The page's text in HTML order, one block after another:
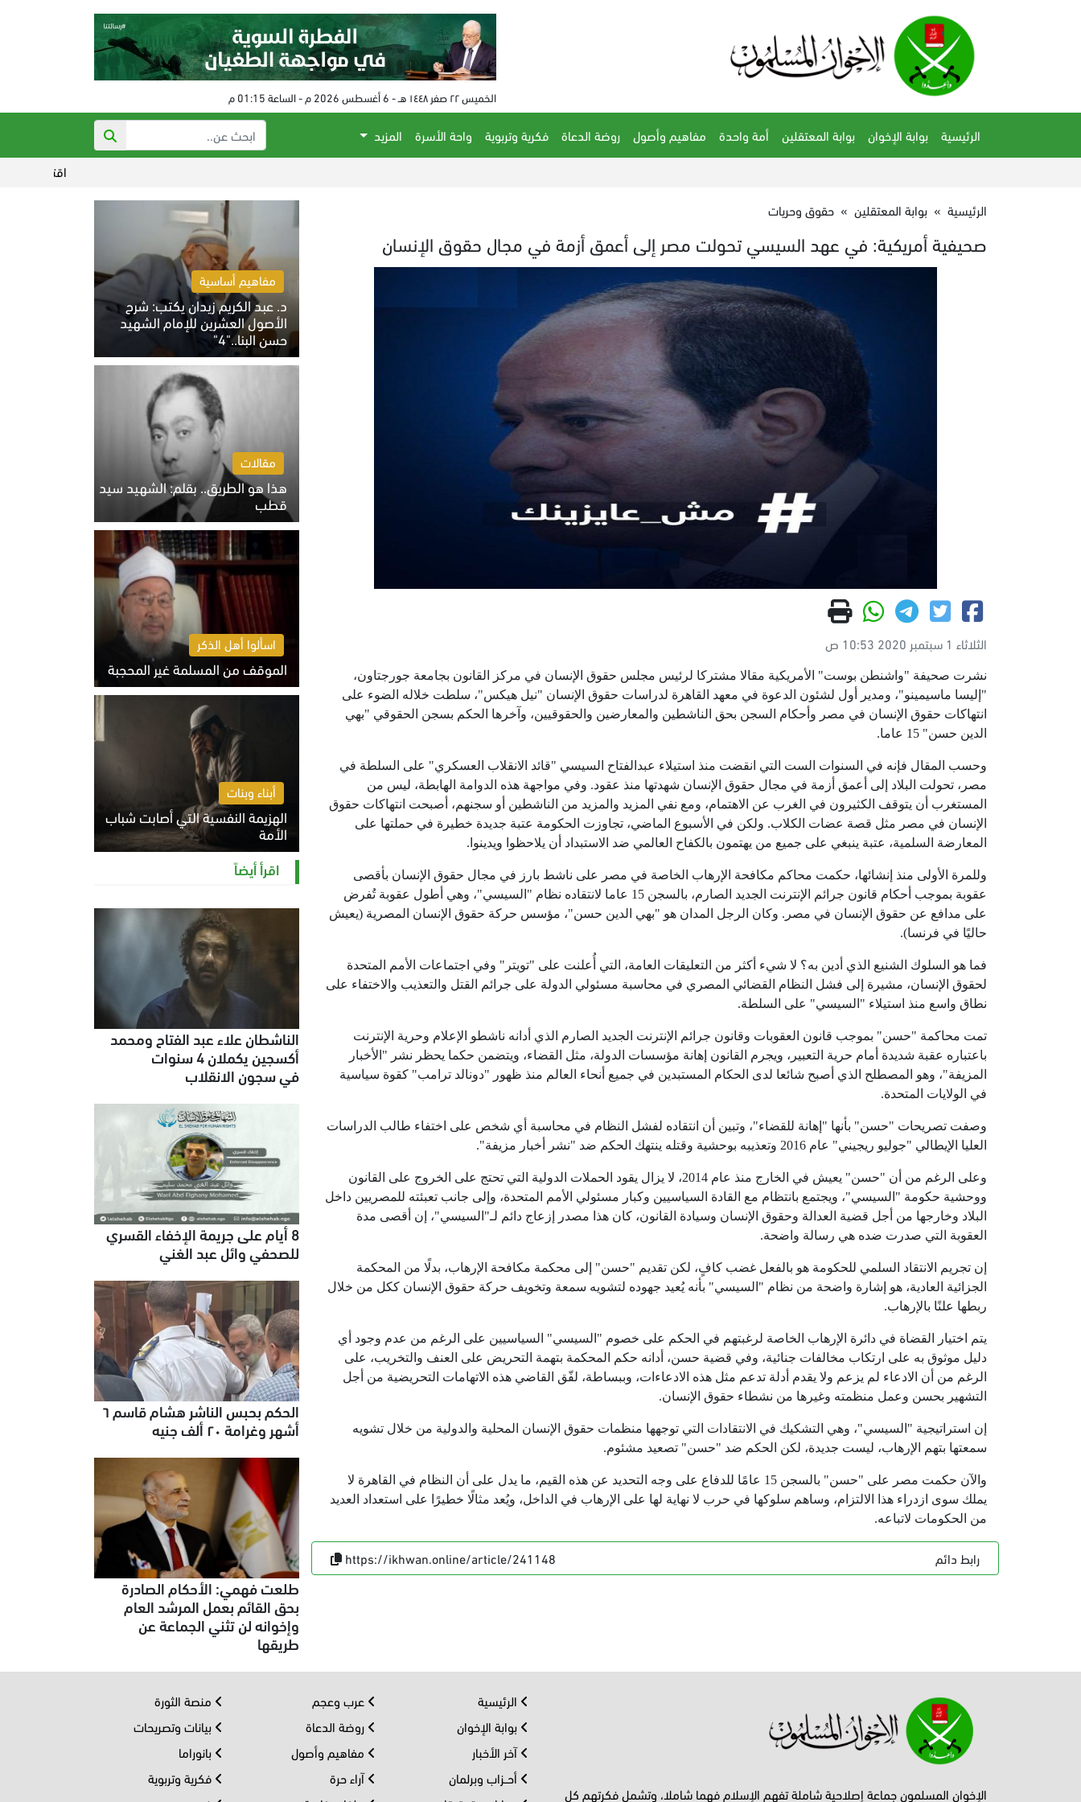
الخميس ٢٢ صفر ١٤٤٨ هـ - 6 أغسطس 2026 م - الساعة 01:15 م
الرئيسية بوابة الإخوان بوابة المعتقلين أمة واحدة مفاهيم وأصول روضة الدعاة فكرية وتربوية واحة الأسرة
المزيد
اقتراب الاتفاق بين
الرئيسية » بوابة المعتقلين » حقوق وحريات
صحيفية أمريكية: في عهد السيسي تحولت مصر إلى أعمق أزمة في مجال حقوق الإنسان
الثلاثاء 1 سبتمبر 2020 10:53 ص
نشرت صحيفة "واشنطن بوست" الأمريكية مقالا مشتركا لرئيس مجلس حقوق الإنسان في مركز القانون بجامعة جورجتاون،
"إليسا ماسيمينو"، ومدير أول لشئون الدعوة في معهد القاهرة لدراسات حقوق الإنسان "نيل هيكس"، سلطت خلاله الضوء على
انتهاكات حقوق الإنسان في مصر وأحكام السجن بحق الناشطين والمعارضين والحقوقيين، وآخرها الحكم بسجن الحقوقي "بهي
الدين حسن" 15 عاما.
وحسب المقال فإنه في السنوات الست التي انقضت منذ استيلاء عبدالفتاح السيسي "قائد الانقلاب العسكري" على السلطة في
مصر، تحولت البلاد إلى أعمق أزمة في مجال حقوق الإنسان شهدتها منذ عقود. وفي مواجهة هذه الدوامة الهابطة، ليس من
المستغرب أن يتوقف الكثيرون في الغرب عن الاهتمام، ومع نفي المزيد والمزيد من الناشطين أو سجنهم، أصبحت انتهاكات حقوق
الإنسان في مصر مثل قصة عضات الكلاب. ولكن في الأسبوع الماضي، تجاوزت الحكومة عتبة جديدة خطيرة في حملتها على
المعارضة السلمية، عتبة ينبغي على جميع من يهتمون بالكفاح العالمي ضد الاستبداد أن يلاحظوا ويدينوا.
وللمرة الأولى منذ إنشائها، حكمت محاكم مكافحة الإرهاب الخاصة في مصر على ناشط بارز في مجال حقوق الإنسان بأقصى
عقوبة بموجب أحكام قانون جرائم الإنترنت الجديد الصارم، بالسجن 15 عاما لانتقاده نظام "السيسي"، وهي أطول عقوبة تُفرض
على مدافع عن حقوق الإنسان في مصر. وكان الرجل المدان هو "بهي الدين حسن"، مؤسس حركة حقوق الإنسان المصرية (يعيش
حاليًا في فرنسا).
فما هو السلوك الشنيع الذي أدين به؟ لا شيء أكثر من التعليقات العامة، التي أُعلنت على "تويتر" وفي اجتماعات الأمم المتحدة
لحقوق الإنسان، مشيرة إلى فشل النظام القضائي المصري في محاسبة مسئولي الدولة على جرائم القتل والتعذيب والاختفاء على
نطاق واسع منذ استيلاء "السيسي" على السلطة.
تمت محاكمة "حسن" بموجب قانون العقوبات وقانون جرائم الإنترنت الجديد الصارم الذي أدانه ناشطو الإعلام وحرية الإنترنت
باعتباره عقبة شديدة أمام حرية التعبير، ويجرم القانون إهانة مؤسسات الدولة، مثل القضاء، ويتضمن حكما يحظر نشر "الأخبار
المزيفة"، وهو المصطلح الذي أصبح شائعا لدى الحكام المستبدين في جميع أنحاء العالم منذ ظهور "دونالد ترامب" كقوة سياسية
في الولايات المتحدة.
وصفت تصريحات "حسن" بأنها "إهانة للقضاء"، وتبين أن انتقاده لفشل النظام في محاسبة أي شخص على اختفاء طالب الدراسات
العليا الإيطالي "جوليو ريجيني" عام 2016 وتعذيبه بوحشية وقتله ينتهك الحكم ضد "نشر أخبار مزيفة".
وعلى الرغم من أن "حسن" يعيش في الخارج منذ عام 2014، لا يزال يقود الحملات الدولية التي تحتج على الخروج على القانون
ووحشية حكومة "السيسي"، ويجتمع بانتظام مع القادة السياسيين وكبار مسئولي الأمم المتحدة، وإلى جانب تعبئته للمصريين داخل
البلاد وخارجها من أجل قضية العدالة وحقوق الإنسان وسيادة القانون، كان هذا مصدر إزعاج دائم لـ"السيسي"، إن أقصى مدة
العقوبة التي صدرت ضده هي رسالة واضحة.
إن تجريم الانتقاد السلمي للحكومة هو بالفعل غضب كافٍ، لكن تقديم "حسن" إلى محكمة مكافحة الإرهاب، بدلًا من المحكمة
الجزائية العادية، هو إشارة واضحة من نظام "السيسي" بأنه يُعيد جهوده لتشويه سمعة وتخويف حركة حقوق الإنسان ككل من خلال
ربطها علنًا بالإرهاب.
يتم اختيار القضاة في دائرة الإرهاب الخاصة لرغبتهم في الحكم على خصوم "السيسي" السياسيين على الرغم من عدم وجود أي
دليل موثوق به على ارتكاب مخالفات جنائية، وفي قضية حسن، أدانه حكم المحكمة بتهمة التحريض على العنف والتخريب، على
الرغم من أن الادعاء لم يزعم ولا يقدم أدلة تدعم مثل هذه الادعاءات، وببساطة، لفّق القاضي هذه الاتهامات التحريضية من أجل
التشهير بحسن وعمل منظمته وغيرها من نشطاء حقوق الإنسان.
إن استراتيجية "السيسي"، وهي التشكيك في الانتقادات التي توجهها منظمات حقوق الإنسان المحلية والدولية من خلال تشويه
سمعتها بتهم الإرهاب، ليست جديدة، لكن الحكم ضد "حسن" تصعيد مشئوم.
والآن حكمت مصر على "حسن" بالسجن 15 عامًا للدفاع على وجه التحديد عن هذه القيم، ما يدل على أن النظام في القاهرة لا
يملك سوى ازدراء هذا الالتزام، وساهم سلوكها في حرب لا نهاية لها على الإرهاب في الداخل، ويُعد مثالًا خطيرًا على استعداد العديد
من الحكومات لاتباعه.
رابط دائم https://ikhwan.online/article/241148
مفاهيم أساسية
د. عبد الكريم زيدان يكتب: شرح
الأصول العشرين للإمام الشهيد
حسن البنا.."4"
الخميس 6 أغسطس 2026 10:27 ص
مقالات
هذا هو الطريق.. بقلم: الشهيد سيد
قطب
الخميس 6 أغسطس 2026 10:52 ص
اسألوا أهل الذكر
الموقف من المسلمة غير المحجبة
الخميس 6 أغسطس 2026 10:45 ص
أبناء وبنات
الهزيمة النفسية التي أصابت شباب
الأمة
الخميس 6 أغسطس 2026 11:12 ص
اقرأ أيضاً
الناشطان علاء عبد الفتاح ومحمد
أكسجين يكملان 4 سنوات
في سجون الانقلاب
8 أيام على جريمة الإخفاء القسري
للصحفي وائل عبد الغني
الحكم بحبس الناشر هشام قاسم ٦
أشهر وغرامة ٢٠ ألف جنيه
طلعت فهمي: الأحكام الصادرة
بحق القائم بعمل المرشد العام
وإخوانه لن تثني الجماعة عن
طريقها
الإخوان المسلمون جماعة إصلاحية شاملة تفهم الإسلام فهما شاملا، وتشمل فكرتهم كل
الرئيسية
بوابة الإخوان
آخر الأخبار
أحــزاب وبرلمان
عرب وعجم
روضة الدعاة
مفاهيم وأصول
آراء حرة
منصة الثورة
بيانات وتصريحات
بانوراما
فكرية وتربوية